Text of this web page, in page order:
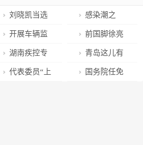
刘晓凯当选
省政协主席 新
一届省政协领
导机构选举产
感染潮之
下，一线医生
的科普有多重
要
开展车辆监
督检查 筑牢清
正廉洁防线
前国脚徐亮
误食“开塞露”
住院，称妻子
湖南疾控专
家：“乙类乙
青岛这儿有
N种可能玩转
代表委员“上 国务院任免